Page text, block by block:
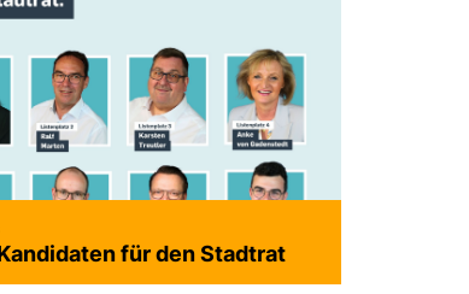
für den Stadtrat